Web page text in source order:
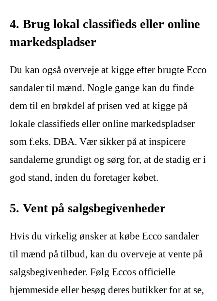
4. Brug lokal classifieds eller online
markedspladser
Du kan også overveje at kigge efter brugte Ecco
sandaler til mænd. Nogle gange kan du finde
dem til en brøkdel af prisen ved at kigge på
lokale classifieds eller online markedspladser
som f.eks. DBA. Vær sikker på at inspicere
sandalerne grundigt og sørg for, at de stadig er i
god stand, inden du foretager købet.
5. Vent på salgsbegivenheder
Hvis du virkelig ønsker at købe Ecco sandaler
til mænd på tilbud, kan du overveje at vente på
salgsbegivenheder. Følg Eccos officielle
hjemmeside eller besøg deres butikker for at se,